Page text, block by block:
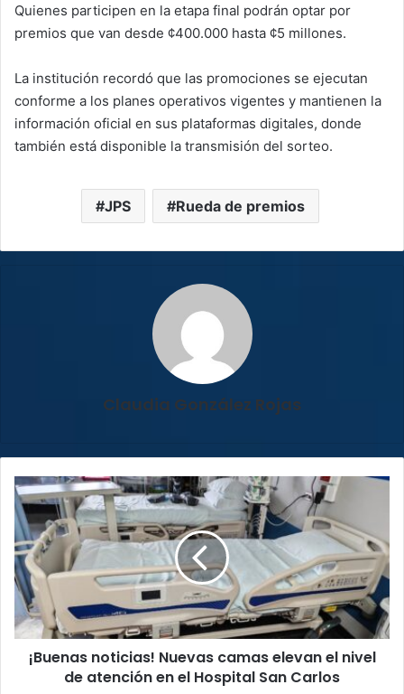
Quienes participen en la etapa final podrán optar por
premios que van desde ¢400.000 hasta ¢5 millones.
La institución recordó que las promociones se ejecutan
conforme a los planes operativos vigentes y mantienen la
información oficial en sus plataformas digitales, donde
también está disponible la transmisión del sorteo.
JPS Rueda de premios
Claudia González Rojas
¡Buenas
noticias!
Nuevas
camas
elevan
el
nivel
de
atención
¡Buenas noticias! Nuevas camas elevan el nivel
de atención en el Hospital San Carlos